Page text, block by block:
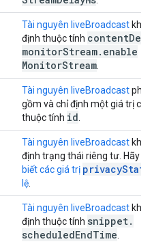
Tài nguyên liveBroadcast
định thuộc tính content
monitorStream. enable
MonitorStream
Tài nguyên liveBroadcastphải
gồm và chỉ định một giá trị cho
thuộc tính id
Tài nguyên liveBroadcast
định trạng thái riêng tư. Hãy
biết các giá trị
lệ
Tài nguyên liveBroadcast
định thuộc tính snippet.
scheduledEndTime